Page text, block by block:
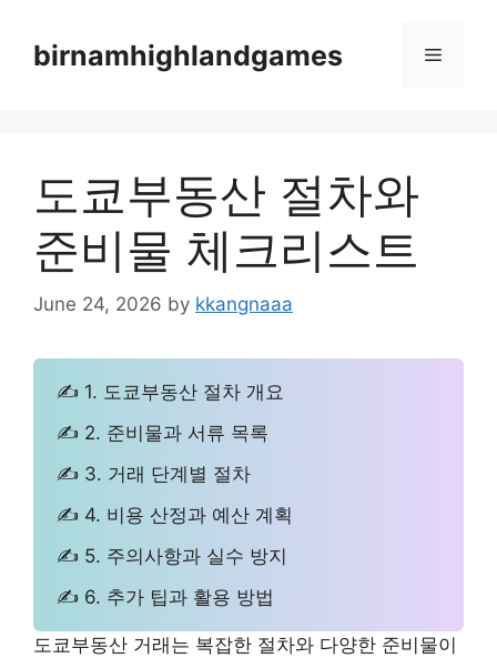
contentbirnamhighlandgames Menu
도쿄부동산 절차와
준비물 체크리스트
June 24, 2026 by kkangnaaa
✍ 1. 도쿄부동산 절차 개요
✍ 2. 준비물과 서류 목록
✍ 3. 거래 단계별 절차
✍ 4. 비용 산정과 예산 계획
✍ 5. 주의사항과 실수 방지
✍ 6. 추가 팁과 활용 방법
도쿄부동산 거래는 복잡한 절차와 다양한 준비물이